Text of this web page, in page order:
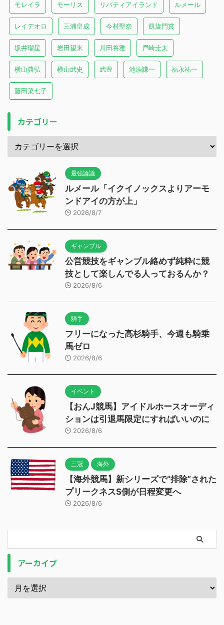
モレイラ モーリス リバティアイランド ルメール
レイデオロ 三浦皇成 今村聖奈 凱旋門賞
坂井瑠星 岩田望来 川田将雅 戸崎圭太
横山典弘 横山武史 武豊 池添謙一 福永祐一
藤田菜七子
カテゴリー
最強論議
ルメール「イクイノックスよりアーモ
ンドアイの方が上」
2026/8/7
ギャンブル
公営競技をギャンブル絡めず純粋に競
技として楽しんでる人っておるんか？
2026/8/6
騎手
フリーになった高杉騎手、今週も騎乗
馬ゼロ
2026/8/6
イベント
【おんJ競馬】アイドルホースオーディ
ションは引退馬限定にすればいいのに
2026/8/6
三冠 海外
【海外競馬】新シリーズで“排除”された
プリークネスS側が日程変更へ
2026/8/6
アーカイブ